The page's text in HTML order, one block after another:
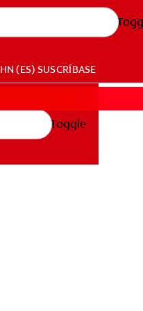
HN (ES) SUSCRÍBASE
Toggle